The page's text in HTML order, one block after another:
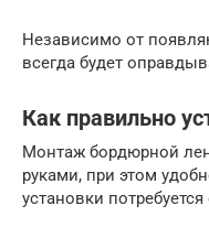
Независимо от
всегда будет
Как правильно
Монтаж бордюрной
руками, при этом
установки